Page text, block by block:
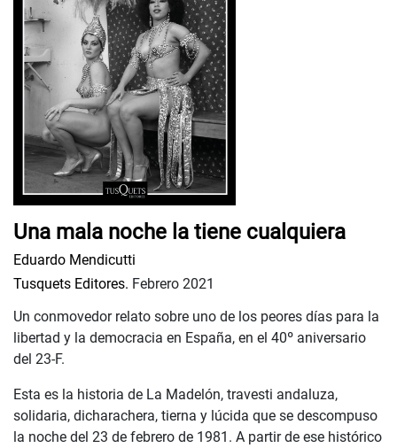
Una mala noche la tiene cualquiera
Eduardo Mendicutti
Tusquets Editores. Febrero 2021
Un conmovedor relato sobre uno de los peores días para la
libertad y la democracia en España, en el 40º aniversario
del 23-F.
Esta es la historia de La Madelón, travesti andaluza,
solidaria, dicharachera, tierna y lúcida que se descompuso
la noche del 23 de febrero de 1981. A partir de ese histórico